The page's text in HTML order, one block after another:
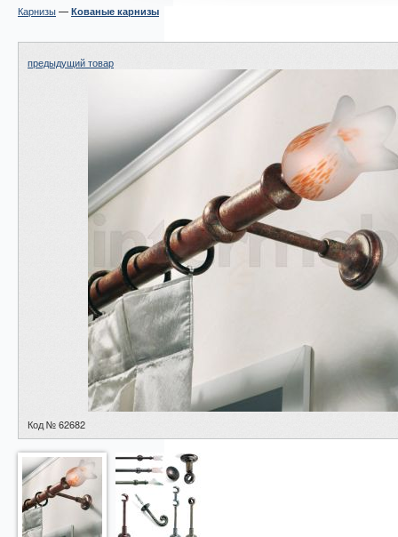
Карнизы— Кованые карнизы
предыдущий товар
Код № 62682